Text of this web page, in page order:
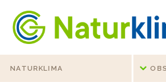
Go to the index
Go to the content
NATURKLIMA